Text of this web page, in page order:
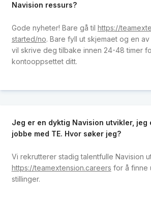
Navision ressurs?
Gode ​​nyheter! Bare gå til https://
started/no. Bare fyll ut skjemaet og en
vil skrive deg tilbake innen 24-48 timer
kontooppsettet ditt.
Jeg er en dyktig Navision utvikler, jeg
jobbe med TE. Hvor søker jeg?
Vi rekrutterer stadig talentfulle Navision
https://teamextension.careers for å finne
stillinger.